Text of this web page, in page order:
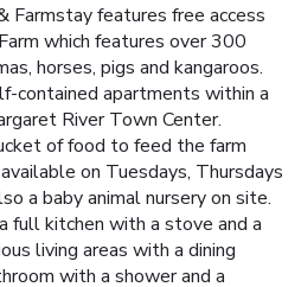
Farmstay features free access
which features over 300
horses, pigs and kangaroos.
contained apartments within a
River Town Center.
of food to feed the farm
on Tuesdays, Thursdays
a baby animal nursery on site.
full kitchen with a stove and a
living areas with a dining
with a shower and a